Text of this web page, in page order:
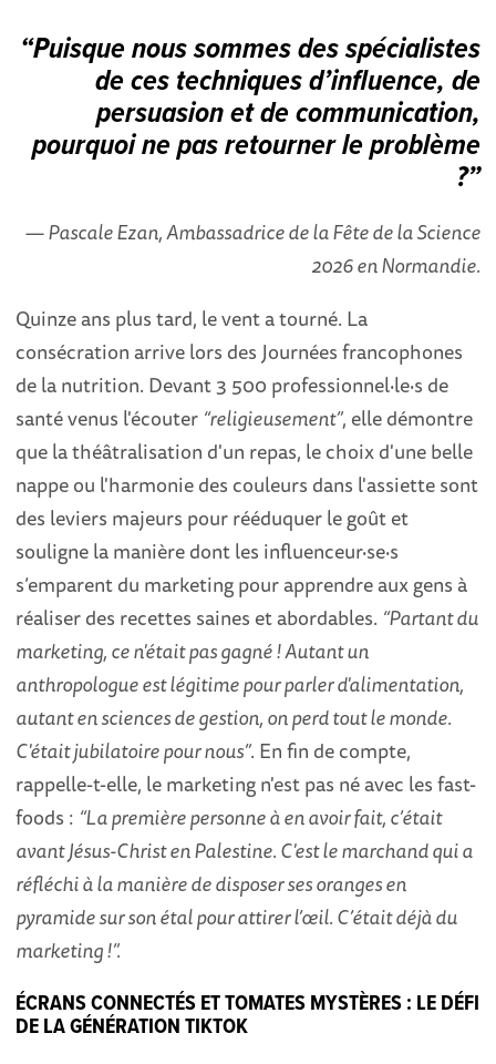
“Puisque nous sommes des spécialistes
de ces techniques d’influence, de
persuasion et de communication,
pourquoi ne pas retourner le problème
?”
— Pascale Ezan, Ambassadrice de la Fête de la Science
2026 en Normandie.
Quinze ans plus tard, le vent a tourné. La
consécration arrive lors des Journées francophones
de la nutrition. Devant 3 500 professionnel·le·s de
santé venus l'écouter “religieusement”, elle démontre
que la théâtralisation d'un repas, le choix d'une belle
nappe ou l'harmonie des couleurs dans l'assiette sont
des leviers majeurs pour rééduquer le goût et
souligne la manière dont les influenceur·se·s
s’emparent du marketing pour apprendre aux gens à
réaliser des recettes saines et abordables. “Partant du
marketing, ce n'était pas gagné ! Autant un
anthropologue est légitime pour parler d'alimentation,
autant en sciences de gestion, on perd tout le monde.
C'était jubilatoire pour nous”. En fin de compte,
rappelle-t-elle, le marketing n'est pas né avec les fast-
foods : “La première personne à en avoir fait, c’était
avant Jésus-Christ en Palestine. C'est le marchand qui a
réfléchi à la manière de disposer ses oranges en
pyramide sur son étal pour attirer l’œil. C’était déjà du
marketing !”.
ÉCRANS CONNECTÉS ET TOMATES MYSTÈRES : LE DÉFI
DE LA GÉNÉRATION TIKTOK